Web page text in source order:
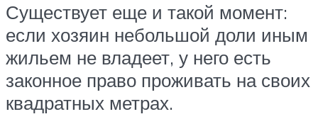
Существует еще и такой момент:
если хозяин небольшой доли иным
жильем не владеет, у него есть
законное право проживать на своих
квадратных метрах.